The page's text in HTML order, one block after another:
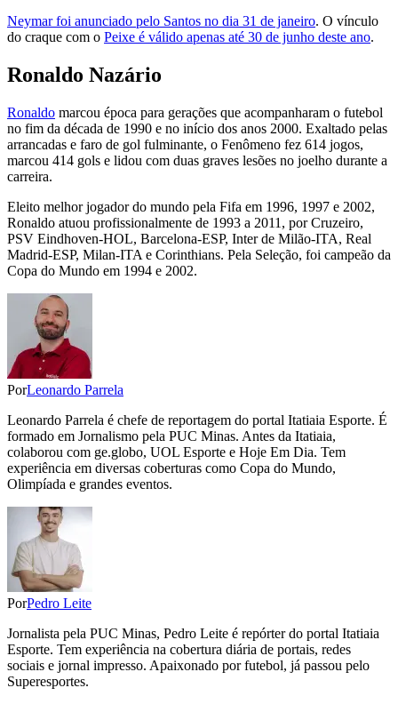
Neymar foi anunciado pelo Santos no dia 31 de janeiro. O vínculo
do craque com o Peixe é válido apenas até 30 de junho deste ano.
Ronaldo Nazário
Ronaldo marcou época para gerações que acompanharam o futebol
no fim da década de 1990 e no início dos anos 2000. Exaltado pelas
arrancadas e faro de gol fulminante, o Fenômeno fez 614 jogos,
marcou 414 gols e lidou com duas graves lesões no joelho durante a
carreira.
Eleito melhor jogador do mundo pela Fifa em 1996, 1997 e 2002,
Ronaldo atuou profissionalmente de 1993 a 2011, por Cruzeiro,
PSV Eindhoven-HOL, Barcelona-ESP, Inter de Milão-ITA, Real
Madrid-ESP, Milan-ITA e Corinthians. Pela Seleção, foi campeão da
Copa do Mundo em 1994 e 2002.
PorLeonardo Parrela
Leonardo Parrela é chefe de reportagem do portal Itatiaia Esporte. É
formado em Jornalismo pela PUC Minas. Antes da Itatiaia,
colaborou com ge.globo, UOL Esporte e Hoje Em Dia. Tem
experiência em diversas coberturas como Copa do Mundo,
Olimpíada e grandes eventos.
PorPedro Leite
Jornalista pela PUC Minas, Pedro Leite é repórter do portal Itatiaia
Esporte. Tem experiência na cobertura diária de portais, redes
sociais e jornal impresso. Apaixonado por futebol, já passou pelo
Superesportes.